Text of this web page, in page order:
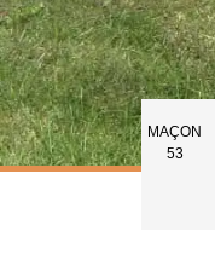
MAÇON
53